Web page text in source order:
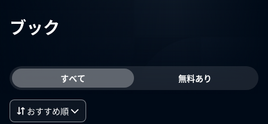
ブック
すべて 無料あり
おすすめ順